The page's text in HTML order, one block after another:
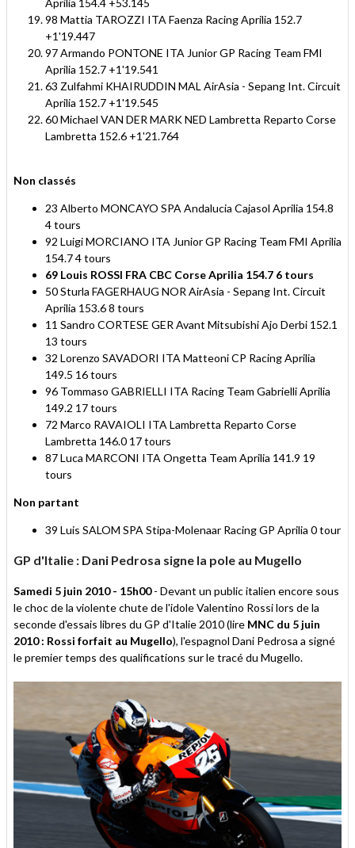
Aprilia 154.4 +53.145
98 Mattia TAROZZI ITA Faenza Racing Aprilia 152.7
+1'19.447
97 Armando PONTONE ITA Junior GP Racing Team FMI
Aprilia 152.7 +1'19.541
63 Zulfahmi KHAIRUDDIN MAL AirAsia - Sepang Int. Circuit
Aprilia 152.7 +1'19.545
60 Michael VAN DER MARK NED Lambretta Reparto Corse
Lambretta 152.6 +1'21.764
Non classés
23 Alberto MONCAYO SPA Andalucia Cajasol Aprilia 154.8
4 tours
92 Luigi MORCIANO ITA Junior GP Racing Team FMI Aprilia
154.7 4 tours
69 Louis ROSSI FRA CBC Corse Aprilia 154.7 6 tours
50 Sturla FAGERHAUG NOR AirAsia - Sepang Int. Circuit
Aprilia 153.6 8 tours
11 Sandro CORTESE GER Avant Mitsubishi Ajo Derbi 152.1
13 tours
32 Lorenzo SAVADORI ITA Matteoni CP Racing Aprilia
149.5 16 tours
96 Tommaso GABRIELLI ITA Racing Team Gabrielli Aprilia
149.2 17 tours
72 Marco RAVAIOLI ITA Lambretta Reparto Corse
Lambretta 146.0 17 tours
87 Luca MARCONI ITA Ongetta Team Aprilia 141.9 19
tours
Non partant
39 Luis SALOM SPA Stipa-Molenaar Racing GP Aprilia 0 tour
GP d'Italie : Dani Pedrosa signe la pole au Mugello
Samedi 5 juin 2010 - 15h00- Devant un public italien encore sous
le choc de la violente chute de l'idole Valentino Rossi lors de la
seconde d'essais libres du GP d'Italie 2010 (lire MNC du 5 juin
2010 : Rossi forfait au Mugello), l'espagnol Dani Pedrosa a signé
le premier temps des qualifications sur le tracé du Mugello.